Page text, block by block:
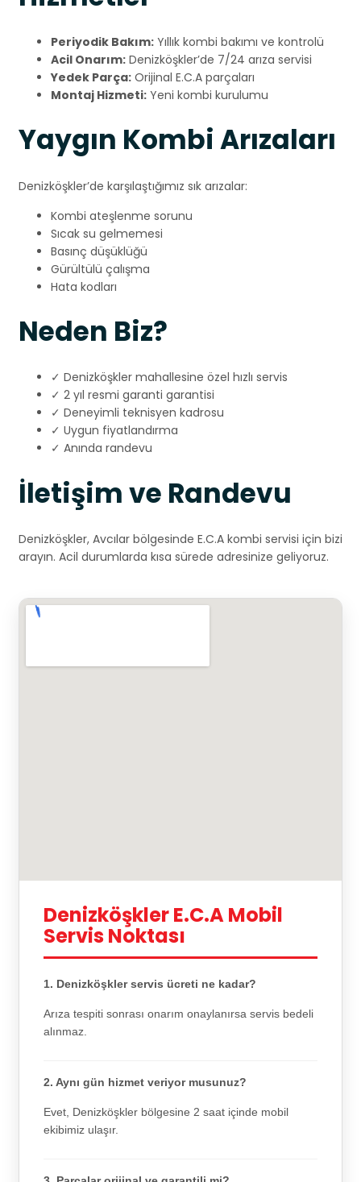
Periyodik Bakım: Yıllık kombi bakımı ve kontrolü
Acil Onarım: Denizköşkler’de 7/24 arıza servisi
Yedek Parça: Orijinal E.C.A parçaları
Montaj Hizmeti: Yeni kombi kurulumu
Yaygın Kombi Arızaları
Denizköşkler’de karşılaştığımız sık arızalar:
Kombi ateşlenme sorunu
Sıcak su gelmemesi
Basınç düşüklüğü
Gürültülü çalışma
Hata kodları
Neden Biz?
✓ Denizköşkler mahallesine özel hızlı servis
✓ 2 yıl resmi garanti garantisi
✓ Deneyimli teknisyen kadrosu
✓ Uygun fiyatlandırma
✓ Anında randevu
İletişim ve Randevu
Denizköşkler, Avcılar bölgesinde E.C.A kombi servisi için bizi
arayın. Acil durumlarda kısa sürede adresinize geliyoruz.
Denizköşkler E.C.A Mobil
Servis Noktası
1. Denizköşkler servis ücreti ne kadar?
Arıza tespiti sonrası onarım onaylanırsa servis bedeli
alınmaz.
2. Aynı gün hizmet veriyor musunuz?
Evet, Denizköşkler bölgesine 2 saat içinde mobil
ekibimiz ulaşır.